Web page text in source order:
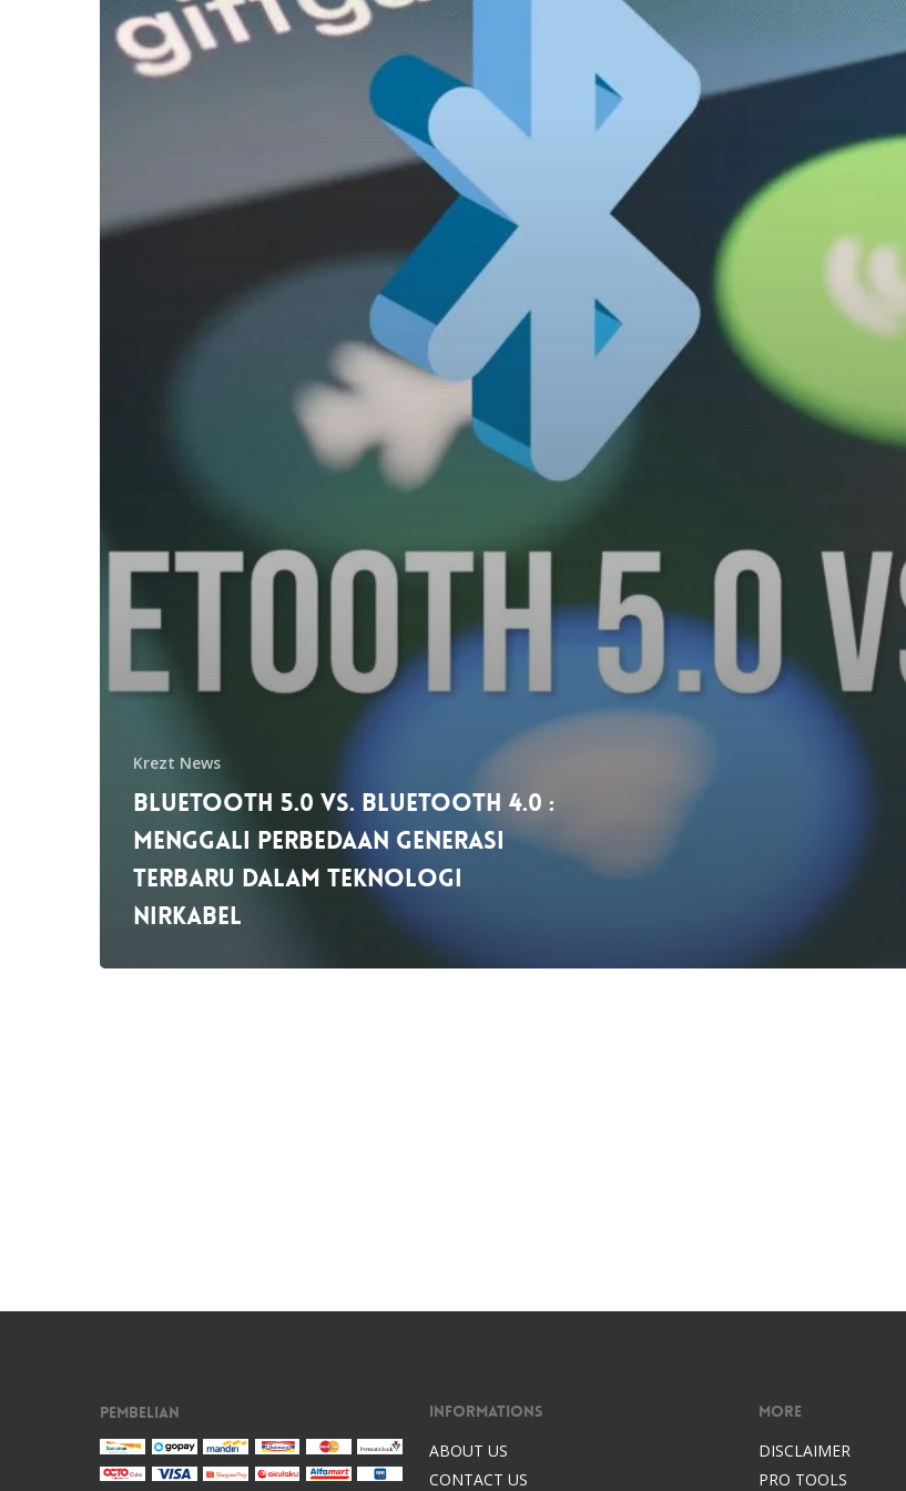
Menggali
Perbedaan
Generasi
Krezt News
Bluetooth 5.0 vs. Bluetooth 4.0 :
Menggali Perbedaan Generasi
Terbaru dalam Teknologi
Nirkabel
Pembelian Informations
ABOUT US
CONTACT US
More
DISCLAIMER
PRO TOOLS